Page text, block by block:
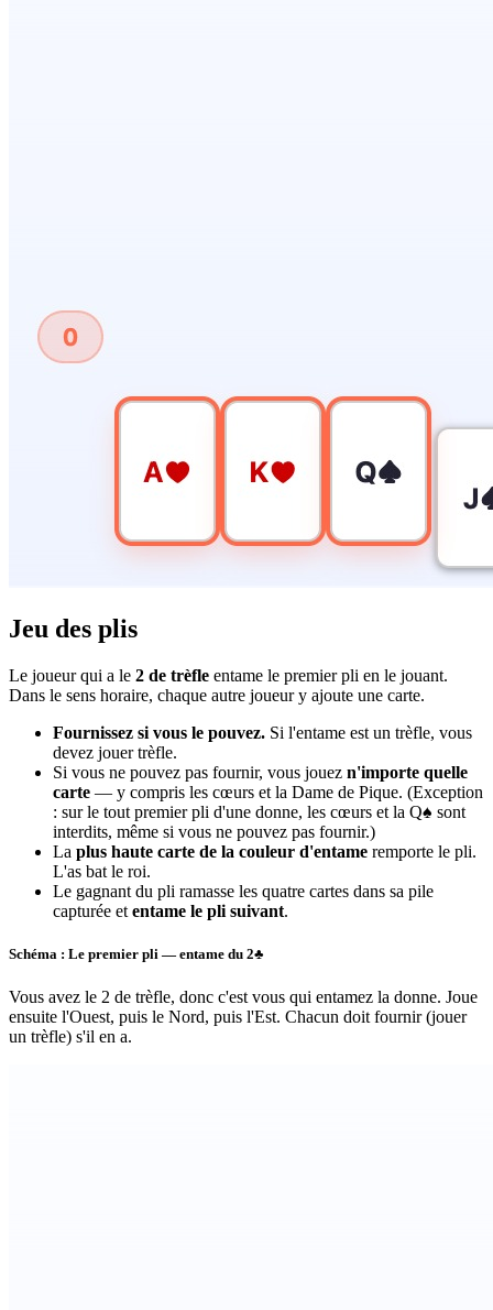
Jeu des plis
Le joueur qui a le 2 de trèfle entame le premier pli en le jouant.
Dans le sens horaire, chaque autre joueur y ajoute une carte.
Fournissez si vous le pouvez. Si l'entame est un trèfle, vous
devez jouer trèfle.
Si vous ne pouvez pas fournir, vous jouez n'importe quelle
carte — y compris les cœurs et la Dame de Pique. (Exception
: sur le tout premier pli d'une donne, les cœurs et la Q♠ sont
interdits, même si vous ne pouvez pas fournir.)
La plus haute carte de la couleur d'entame remporte le pli.
L'as bat le roi.
Le gagnant du pli ramasse les quatre cartes dans sa pile
capturée et entame le pli suivant.
Schéma : Le premier pli — entame du 2♣
Vous avez le 2 de trèfle, donc c'est vous qui entamez la donne. Joue
ensuite l'Ouest, puis le Nord, puis l'Est. Chacun doit fournir (jouer
un trèfle) s'il en a.